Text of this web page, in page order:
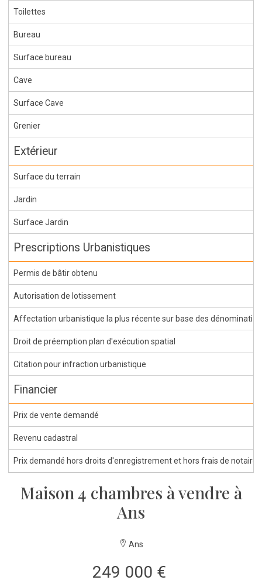
Toilettes
Bureau
Surface bureau
Cave
Surface Cave
Grenier
Extérieur
Surface du terrain
Jardin
Surface Jardin
Prescriptions Urbanistiques
Permis de bâtir obtenu
Autorisation de lotissement
Affectation urbanistique la plus récente sur base des
Droit de préemption plan d'exécution spatial
Citation pour infraction urbanistique
Financier
Prix de vente demandé
Revenu cadastral
Prix demandé hors droits d'enregistrement et hors frais de notaire
Maison 4 chambres à vendre à
Ans
Ans
249 000 €